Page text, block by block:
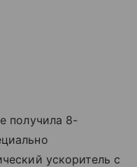
получила 8-
ускоритель с